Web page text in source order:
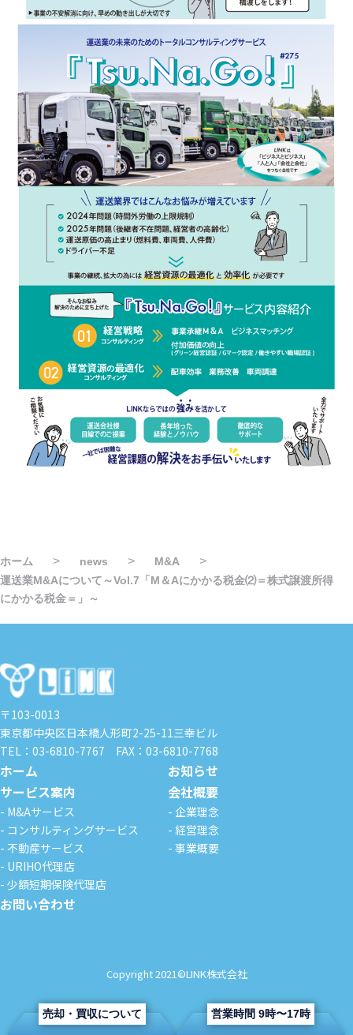
売却・買収について 営業時間 9時〜17時
ホーム > news > M&A >
運送業M&Aについて～Vol.7「M＆Aにかかる税金⑵＝株式譲渡所得
にかかる税金＝」～
〒103-0013
東京都中央区日本橋人形町2-25-11 三幸ビル
TEL：03-6810-7767 FAX：03-6810-7768
ホーム
サービス案内
- M&Aサービス
- コンサルティングサービス
- 不動産サービス
- URIHO代理店
- 少額短期保険代理店
会社概要
- 企業理念
- 経営理念
- 事業概要
お知らせ
お問い合わせ
Copyright 2021 ©LINK株式会社